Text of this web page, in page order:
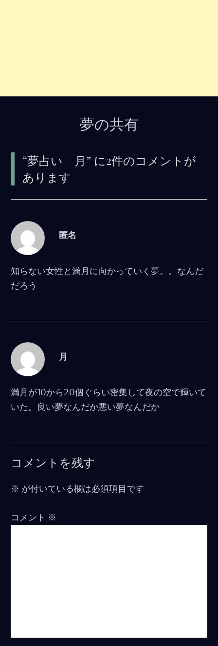
夢の共有
“夢占い 月” に2件のコメントが
あります
匿名
知らない女性と満月に向かっていく夢。。なんだ
だろう
月
満月が10から20個ぐらい密集して夜の空で輝いて
いた。良い夢なんだか悪い夢なんだか
コメントを残す
※ が付いている欄は必須項目です
コメント ※